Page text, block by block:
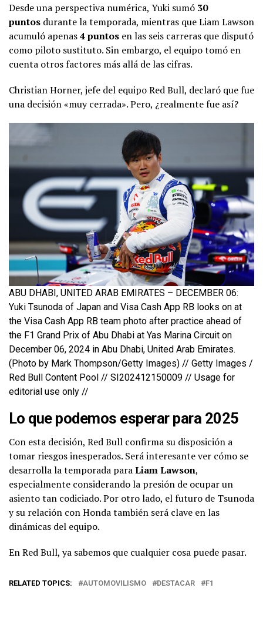
Desde una perspectiva numérica, Yuki sumó 30
puntos durante la temporada, mientras que Liam Lawson
acumuló apenas4 puntos en las seis carreras que disputó
como piloto sustituto. Sin embargo, el equipo tomó en
cuenta otros factores más allá de las cifras.
Christian Horner, jefe del equipo Red Bull, declaró que fue
una decisión «muy cerrada». Pero, ¿realmente fue así?
ABU DHABI, UNITED ARAB EMIRATES – DECEMBER 06:
Yuki Tsunoda of Japan and Visa Cash App RB looks on at
the Visa Cash App RB team photo after practice ahead of
the F1 Grand Prix of Abu Dhabi at Yas Marina Circuit on
December 06, 2024 in Abu Dhabi, United Arab Emirates.
(Photo by Mark Thompson/Getty Images) // Getty Images /
Red Bull Content Pool // SI202412150009 // Usage for
editorial use only //
Lo que podemos esperar para 2025
Con esta decisión, Red Bull confirma su disposición a
tomar riesgos inesperados. Será interesante ver cómo se
desarrolla la temporada paraLiam Lawson,
especialmente considerando la presión de ocupar un
asiento tan codiciado. Por otro lado, el futuro de Tsunoda
y su relación con Honda también será clave en las
dinámicas del equipo.
En Red Bull, ya sabemos que cualquier cosa puede pasar.
RELATED TOPICS: AUTOMOVILISMO DESTACAR F1